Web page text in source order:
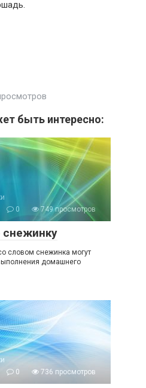
быть интересно:
0
749 просмотров
словом снежинка могут
домашнего
0
736 просмотров